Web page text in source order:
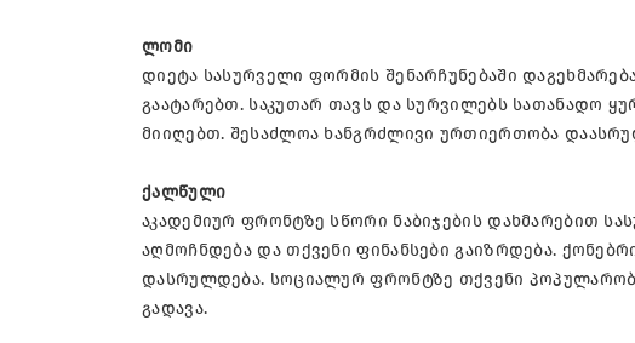
ლომი
დიეტა სასურველი ფორმის შენარჩუნებაში
გაატარებთ. საკუთარ თავს და სურვილებს სათანადო
მიიღებთ. შესაძლოა ხანგრძლივი ურთიერთობა
ქალწული
აკადემიურ ფრონტზე სწორი ნაბიჯების დახმარებით
აღმოჩნდება და თქვენი ფინანსები გაიზრდება.
დასრულდება. სოციალურ ფრონტზე თქვენი
გადავა.